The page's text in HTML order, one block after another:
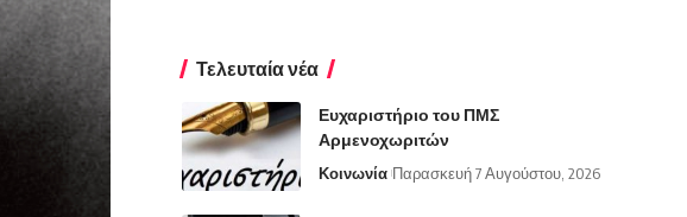
Τελευταία νέα
Ευχαριστήριο του ΠΜΣ
Αρμενοχωριτών
Κοινωνία Παρασκευή 7 Αυγούστου, 2026